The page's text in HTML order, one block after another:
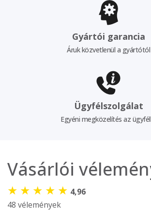
Gyártói garancia
Áruk közvetlenül a gyártótól
Ügyfélszolgálat
Egyéni megközelítés az
Vásárlói
★ ★ ★ ★ ★ 4,96
48 vélemények